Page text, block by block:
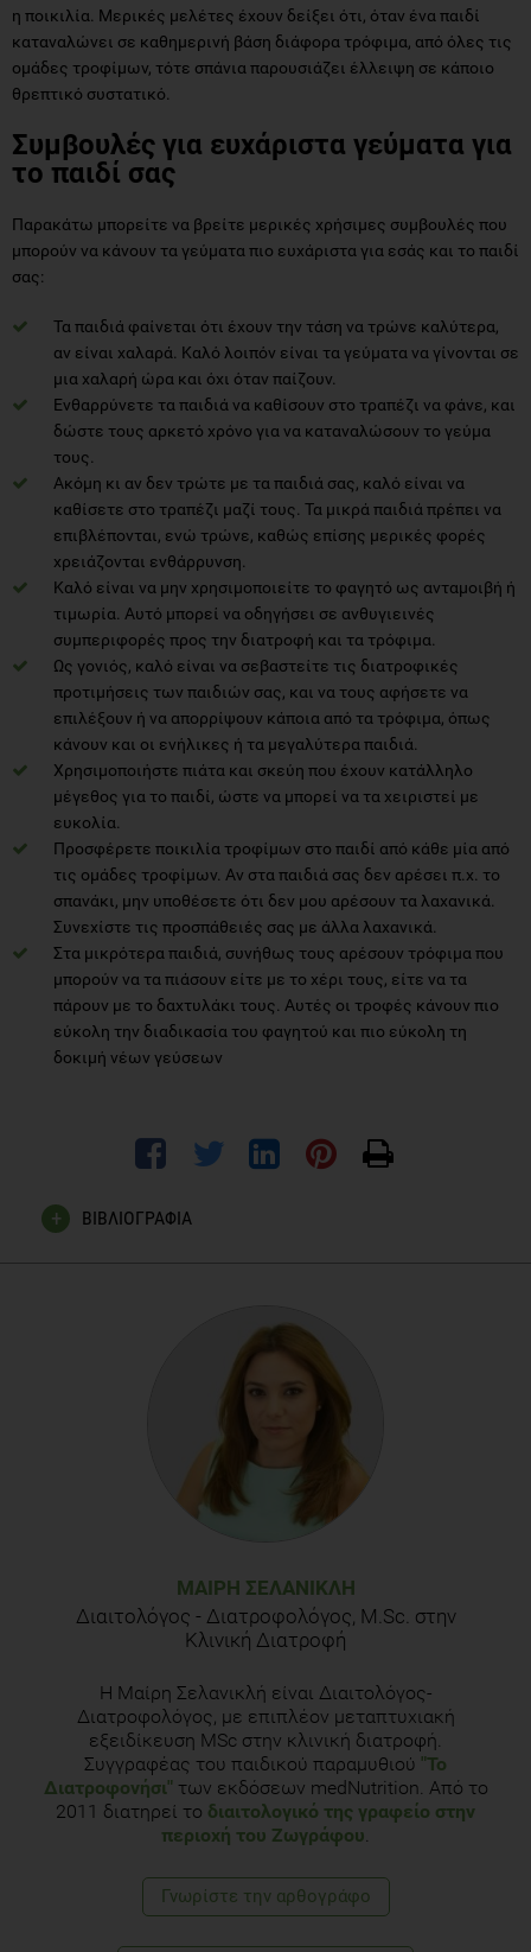
η ποικιλία. Μερικές μελέτες έχουν δείξει ότι, όταν ένα παιδί
καταναλώνει σε καθημερινή βάση διάφορα τρόφιμα, από όλες τις
ομάδες τροφίμων, τότε σπάνια παρουσιάζει έλλειψη σε κάποιο
θρεπτικό συστατικό.
Συμβουλές για ευχάριστα γεύματα για
το παιδί σας
Παρακάτω μπορείτε να βρείτε μερικές χρήσιμες συμβουλές που
μπορούν να κάνουν τα γεύματα πιο ευχάριστα για εσάς και το παιδί
σας:
Τα παιδιά φαίνεται ότι έχουν την τάση να τρώνε καλύτερα,
αν είναι χαλαρά. Καλό λοιπόν είναι τα γεύματα να γίνονται σε
μια χαλαρή ώρα και όχι όταν παίζουν.
Ενθαρρύνετε τα παιδιά να καθίσουν στο τραπέζι να φάνε, και
δώστε τους αρκετό χρόνο για να καταναλώσουν το γεύμα
τους.
Ακόμη κι αν δεν τρώτε με τα παιδιά σας, καλό είναι να
καθίσετε στο τραπέζι μαζί τους. Τα μικρά παιδιά πρέπει να
επιβλέπονται, ενώ τρώνε, καθώς επίσης μερικές φορές
χρειάζονται ενθάρρυνση.
Καλό είναι να μην χρησιμοποιείτε το φαγητό ως ανταμοιβή ή
τιμωρία. Αυτό μπορεί να οδηγήσει σε ανθυγιεινές
συμπεριφορές προς την διατροφή και τα τρόφιμα.
Ως γονιός, καλό είναι να σεβαστείτε τις διατροφικές
προτιμήσεις των παιδιών σας, και να τους αφήσετε να
επιλέξουν ή να απορρίψουν κάποια από τα τρόφιμα, όπως
κάνουν και οι ενήλικες ή τα μεγαλύτερα παιδιά.
Χρησιμοποιήστε πιάτα και σκεύη που έχουν κατάλληλο
μέγεθος για το παιδί, ώστε να μπορεί να τα χειριστεί με
ευκολία.
Προσφέρετε ποικιλία τροφίμων στο παιδί από κάθε μία από
τις ομάδες τροφίμων. Αν στα παιδιά σας δεν αρέσει π.χ. το
σπανάκι, μην υποθέσετε ότι δεν μου αρέσουν τα λαχανικά.
Συνεχίστε τις προσπάθειές σας με άλλα λαχανικά.
Στα μικρότερα παιδιά, συνήθως τους αρέσουν τρόφιμα που
μπορούν να τα πιάσουν είτε με το χέρι τους, είτε να τα
πάρουν με το δαχτυλάκι τους. Αυτές οι τροφές κάνουν πιο
εύκολη την διαδικασία του φαγητού και πιο εύκολη τη
δοκιμή νέων γεύσεων
ΒΙΒΛΙΟΓΡΑΦΙΑ
Febiger, Philadelphia, 1994, pp 740-49.
Hendricks KM & Badruddin SH (1992) Weaning
recommendations: the scientific basis. Nutr Rev, 50, 125-33.
Satter E (1990) The feeding relationship: problems and
interventions. J Pediatr, 117, S181-9.
ΜΑΊΡΗ ΣΕΛΑΝΙΚΛΉ
Διαιτολόγος - Διατροφολόγος, M.Sc. στην
Κλινική Διατροφή
Η Μαίρη Σελανικλή είναι Διαιτολόγος-
Διατροφολόγος, με επιπλέον μεταπτυχιακή
εξειδίκευση MSc στην κλινική διατροφή.
Συγγραφέας του παιδικού παραμυθιού "Το
Διατροφονήσι" των εκδόσεων medNutrition. Από το
2011 διατηρεί το διαιτολογικό της γραφείο στην
περιοχή του Ζωγράφου
Γνωρίστε την αρθογράφο